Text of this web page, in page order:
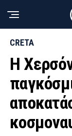
CRETA
Η